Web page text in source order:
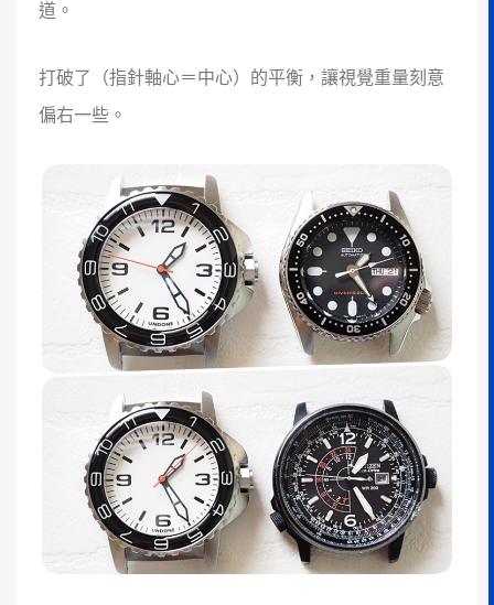
道。
打破了（指針軸心＝中心）的平衡，讓視覺重量刻意
偏右一些。